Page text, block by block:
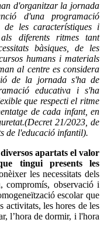
d'organitzar la jornada
d'una programació
de les característiques i
diferents ritmes tant
bàsiques, de les
humans i materials
al centre es considera
de la jornada s'ha de
educativa i s'ha
que respecti el ritme
de cada infant, en
21/2023, de
de l'educació infantil).
apartats el valor
tingui presents les
les necessitats dels
compromís, observació i
escolar que
activitats, les hores de les
l’hora de dormir, i l'hora